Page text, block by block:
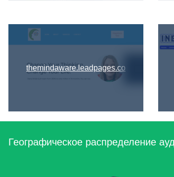
themindaware.leadpages.co
Географическое распределение